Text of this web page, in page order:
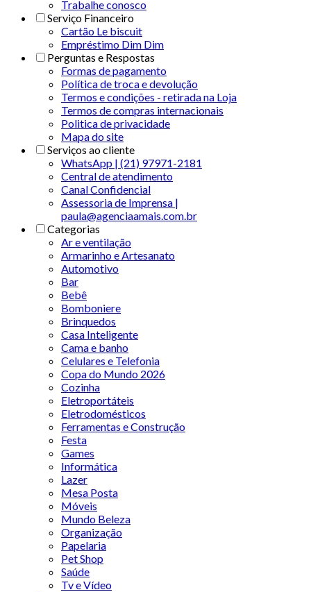
Trabalhe conosco
Serviço Financeiro
Cartão Le biscuit
Empréstimo Dim Dim
Perguntas e Respostas
Formas de pagamento
Política de troca e devolução
Termos e condições - retirada na Loja
Termos de compras internacionais
Politica de privacidade
Mapa do site
Serviços ao cliente
WhatsApp | (21) 97971-2181
Central de atendimento
Canal Confidencial
Assessoria de Imprensa |
paula@agenciaamais.com.br
Categorias
Ar e ventilação
Armarinho e Artesanato
Automotivo
Bar
Bebê
Bomboniere
Brinquedos
Casa Inteligente
Cama e banho
Celulares e Telefonia
Copa do Mundo 2026
Cozinha
Eletroportáteis
Eletrodomésticos
Ferramentas e Construção
Festa
Games
Informática
Lazer
Mesa Posta
Móveis
Mundo Beleza
Organização
Papelaria
Pet Shop
Saúde
Tv e Vídeo